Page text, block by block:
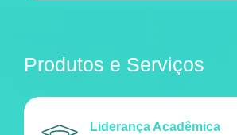
Produtos e Serviços
Liderança Acadêmica